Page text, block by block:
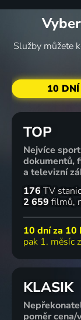
Služby můžete
10
TOP
Nejvíce
dokumentů,
a televizní
176 TV stanic
2 659 filmů
10 dní za 10
pak 1. měsíc
KLASIK
poměr cena/